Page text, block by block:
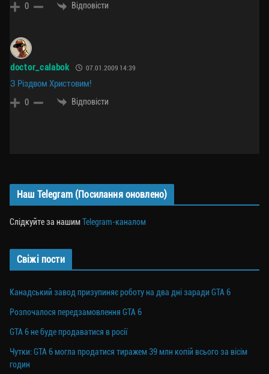
0 Відповісти
doctor_calabok 07.01.2009 14:39
З Різдвом Христовим!
0 Відповісти
Наш Telegram (Посилання оновлено)
Слідкуйте за нашимTelegram-каналом
Свіжі пости
Канадський завод призупиняє роботу на два дні заради GTA 6
Розпочалося передзамовлення GTA 6
GTA 6 не буде продаватися в росії
Чутки: GTA 6 могла продатися тиражем 39 млн копій всього за вісім
годин